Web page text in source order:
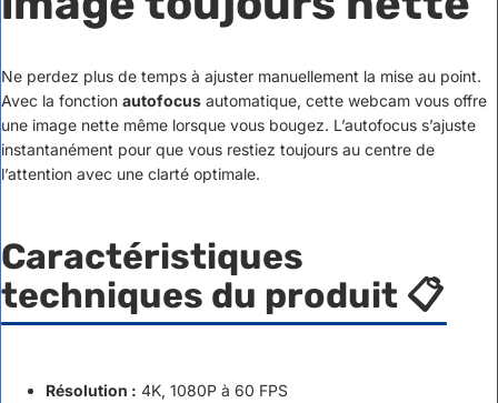
Ne perdez plus de temps à ajuster manuellement la mise au point.
Avec la fonction autofocus automatique, cette webcam vous offre
une image nette même lorsque vous bougez. L’autofocus s’ajuste
instantanément pour que vous restiez toujours au centre de
l’attention avec une clarté optimale.
Caractéristiques
techniques du produit 📋
Résolution : 4K, 1080P à 60 FPS